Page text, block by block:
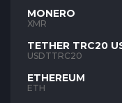
MONERO
XMR
TETHER TRC20
USDTTRC20
ETHEREUM
ETH